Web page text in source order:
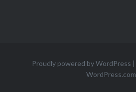
Proudly powered by WordPress |
WordPress.com